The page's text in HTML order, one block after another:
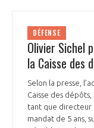
DÉFENSE
Olivier Sichel
la Caisse des
Selon la presse,
Caisse des
tant que directeur
mandat de 5 ans,